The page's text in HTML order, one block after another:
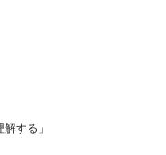
する」